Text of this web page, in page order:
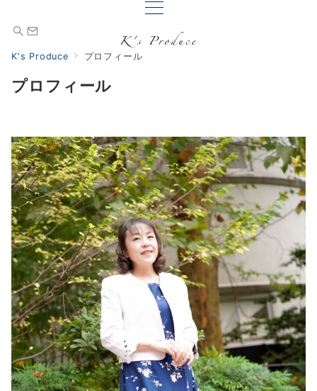
K's Produce プロフィール
プロフィール